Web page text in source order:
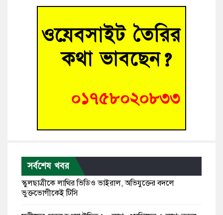
সর্বশেষ খবর
স্কুলছাত্রীকে লাথির ভিডিও ভাইরাল, অভিযুক্তের বদলে
ভুক্তভোগীকেই টিসি